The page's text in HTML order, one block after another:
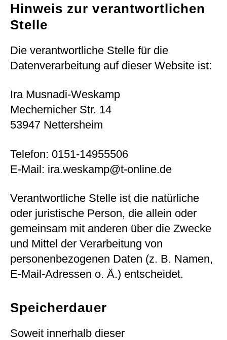
Hinweis zur verantwortlichen
Stelle
Die verantwortliche Stelle für die
Datenverarbeitung auf dieser Website ist:
Ira Musnadi-Weskamp
Mechernicher Str. 14
53947 Nettersheim
Telefon: 0151-14955506
E-Mail: ira.weskamp@t-online.de
Verantwortliche Stelle ist die natürliche
oder juristische Person, die allein oder
gemeinsam mit anderen über die Zwecke
und Mittel der Verarbeitung von
personenbezogenen Daten (z. B. Namen,
E-Mail-Adressen o. Ä.) entscheidet.
Speicherdauer
Soweit innerhalb dieser